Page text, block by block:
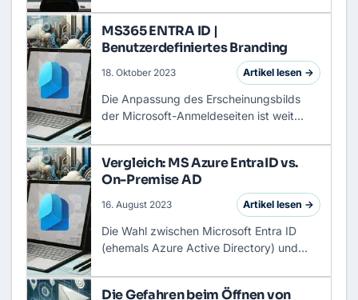
Rechenzentrum stehen, rund um die Uhr
laufen und gewaltige Datenströme v…
MS365 ENTRA ID |
Benutzerdefiniertes Branding
Die Anpassung des Erscheinungsbilds
der Microsoft-Anmeldeseiten ist weit
ein wichtiger Baustein deiner
Sicherheitsstrategie und sorgt fü…
18. Oktober 2023 Artikel lesen →
Vergleich: MS Azure EntraID vs.
On-Premise AD
Die Wahl zwischen Microsoft Entra ID
(ehemals Azure Active Directory) und
Directory (AD) ist eine strategische
16. August 2023 Artikel lesen →
Die Gefahren beim Öffnen von